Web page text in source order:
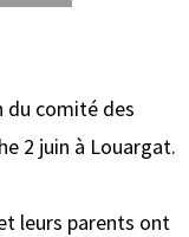
du comité des
2 juin à Louargat.
leurs parents ont